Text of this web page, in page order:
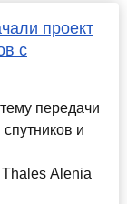
проект
с
передачи
и
Alenia